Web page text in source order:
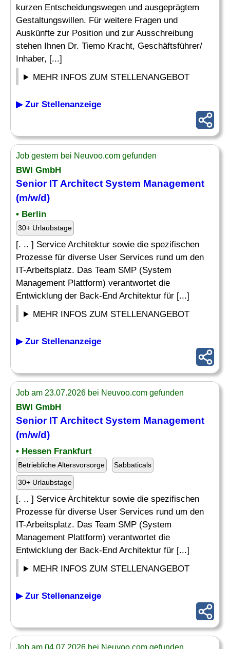
kurzen Entscheidungswegen und ausgeprägtem
Gestaltungswillen. Für weitere Fragen und
Auskünfte zur Position und zur Ausschreibung
stehen Ihnen Dr. Tiemo Kracht, Geschäftsführer/
Inhaber, [...]
MEHR INFOS ZUM STELLENANGEBOT
▶ Zur Stellenanzeige
Job gestern bei Neuvoo.com gefunden
BWI GmbH
SeniorIT Architect System Management
(m/w/d)
• Berlin
30+ Urlaubstage
[. .. ] Service Architektur sowie die spezifischen
Prozesse für diverse User Services rund um den
IT-Arbeitsplatz. Das Team SMP (System
Management Plattform) verantwortet die
Entwicklung der Back-End Architektur für [...]
MEHR INFOS ZUM STELLENANGEBOT
▶ Zur Stellenanzeige
Job am 23.07.2026 bei Neuvoo.com gefunden
BWI GmbH
SeniorIT Architect System Management
(m/w/d)
• Hessen Frankfurt
Betriebliche Altersvorsorge Sabbaticals
30+ Urlaubstage
[. .. ] Service Architektur sowie die spezifischen
Prozesse für diverse User Services rund um den
IT-Arbeitsplatz. Das Team SMP (System
Management Plattform) verantwortet die
Entwicklung der Back-End Architektur für [...]
MEHR INFOS ZUM STELLENANGEBOT
▶ Zur Stellenanzeige
Job am 04.07.2026 bei Neuvoo.com gefunden